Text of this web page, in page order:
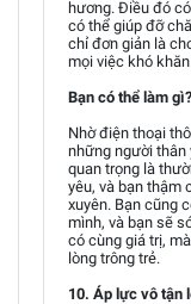
hương. Điều đó
có thể giúp đỡ
chỉ đơn giản là
mọi việc khó khăn.
Bạn có thể làm gì?
Nhờ điện thoại
những người thân
quan trọng là
yêu, và bạn thậm
xuyên. Bạn cũng
mình, và bạn sẽ
có cùng giá trị,
lòng trông trẻ.
10. Áp lực vô tận